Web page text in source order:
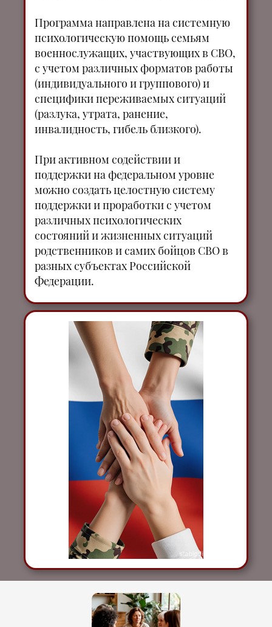
Программа направлена на системную
психологическую помощь семьям
военнослужащих, участвующих в СВО,
с учетом различных форматов работы
(индивидуального и группового) и
специфики переживаемых ситуаций
(разлука, утрата, ранение,
инвалидность, гибель близкого).
При активном содействии и
поддержки на федеральном уровне
можно создать целостную систему
поддержки и проработки с учетом
различных психологических
состояний и жизненных ситуаций
родственников и самих бойцов СВО в
разных субъектах Российской
Федерации.